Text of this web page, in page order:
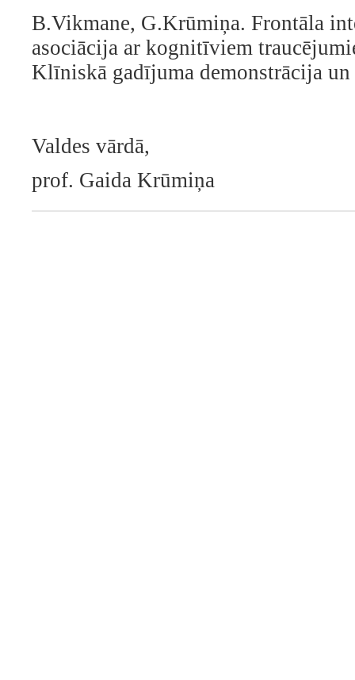
B.Vikmane, G.Krūmiņa. Frontāla
asociācija ar kognitīviem
Klīniskā gadījuma demonstrācija
Valdes vārdā,
prof. Gaida Krūmiņa